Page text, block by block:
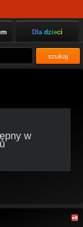
Dla dzieci
szukaj
w